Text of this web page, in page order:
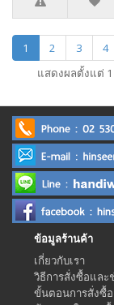
1 2 3 4
แสดงผลตั้งแต่ 1
ข้อมูลร้านค้า
เกี่ยวกับเรา
วิธีการสั่งซื้อและ
ขั้นตอนการสั่งซื้